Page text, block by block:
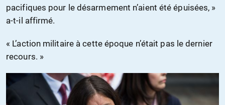
pacifiques pour le désarmement n’aient été épuisées, »
a-t-il affirmé.
« L’action militaire à cette époque n’était pas le dernier
recours. »